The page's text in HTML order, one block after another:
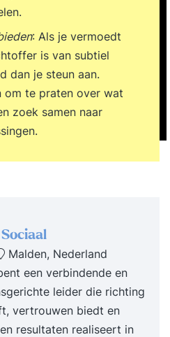
: Als je vermoedt
is van subtiel
dan je steun aan.
om te praten over wat
zoek samen naar
Malden, Nederland
een verbindende en
leider die richting
vertrouwen biedt en
resultaten realiseert in